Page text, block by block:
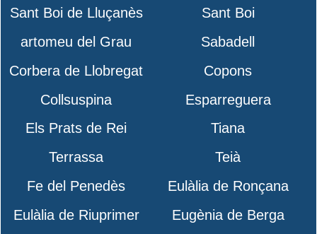
Sant Boi de Lluçanès
Sant Boi
artomeu del Grau
Sabadell
Corbera de Llobregat
Copons
Collsuspina
Esparreguera
Els Prats de Rei
Tiana
Terrassa
Teià
Fe del Penedès
Eulàlia de Ronçana
Eulàlia de Riuprimer
Eugènia de Berga